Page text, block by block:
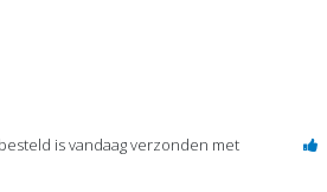
is vandaag verzonden met